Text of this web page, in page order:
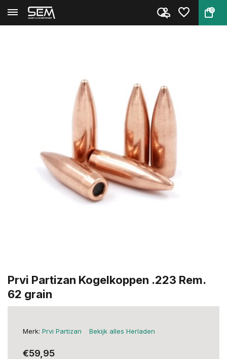
0
Terug Home Prvi Partizan Kogelkoppen .223...
Prvi Partizan Kogelkoppen .223 Rem.
62 grain
Merk: Prvi Partizan Bekijk alles Herladen
€59,95